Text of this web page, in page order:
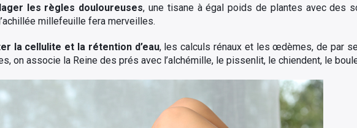
les règles douloureuses, une tisane à égal poids de plantes avec des
millefeuille fera merveilles.
la cellulite et la rétention d’eau, les calculs rénaux et les œdèmes, de par
on associe la Reine des prés avec l’alchémille, le pissenlit, le chiendent, le